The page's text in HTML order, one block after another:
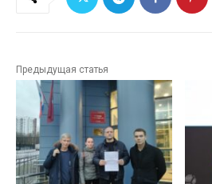
Предыдущая статья